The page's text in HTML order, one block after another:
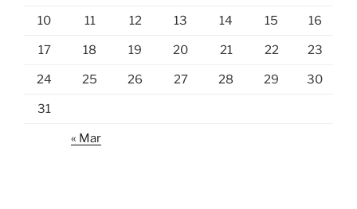
10 11 12 13 14 15 16
17 18 19 20 21 22 23
24 25 26 27 28 29 30
31
« Mar